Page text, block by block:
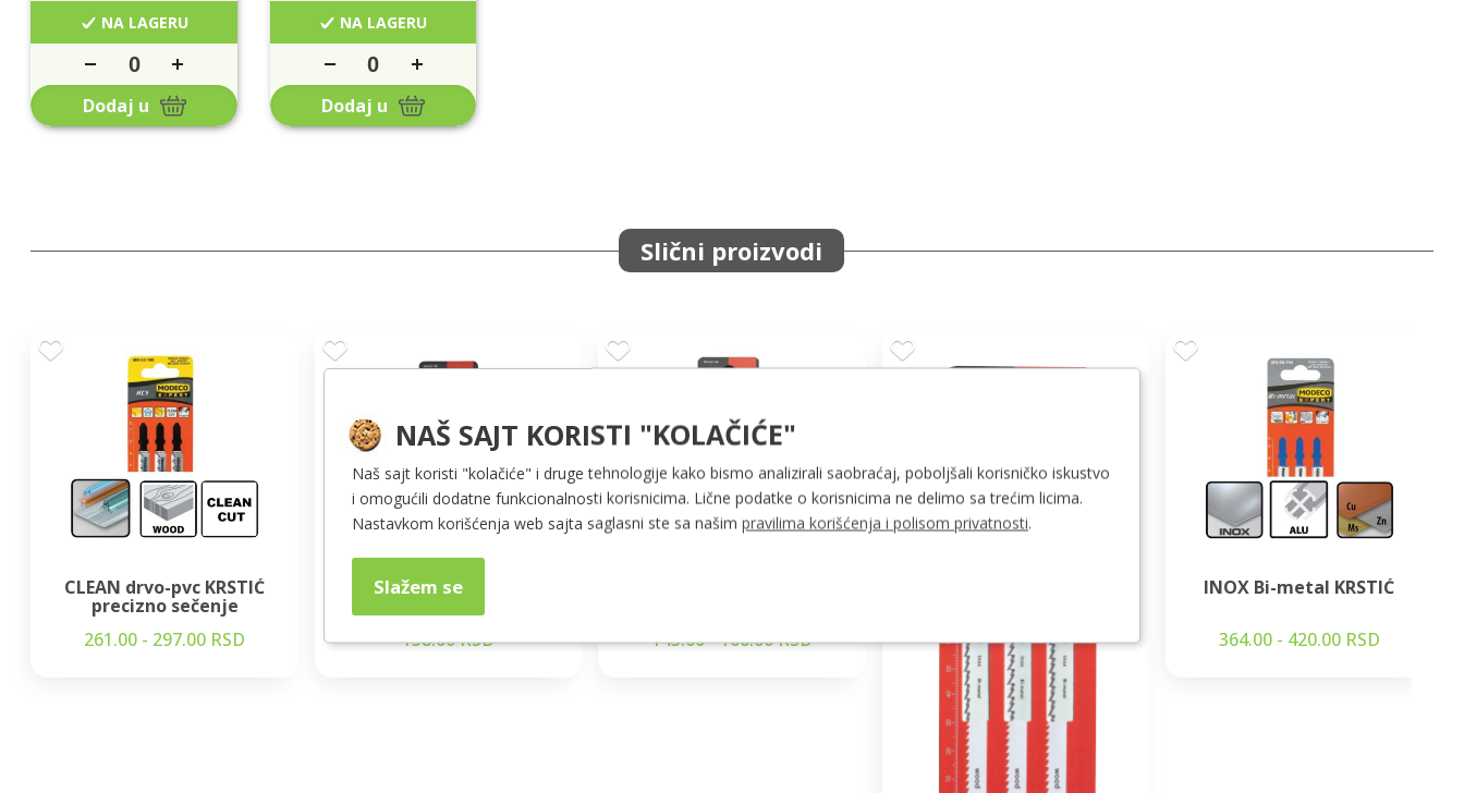
NA LAGERU
Dodaj u
NA LAGERU
Dodaj u
Slični proizvodi
CLEAN drvo-pvc KRSTIĆ
precizno sečenje
261.00 - 297.00 RSD
FAST drvo-pvc KRUŽIĆ
158.00 RSD
143.00 - 166.00 RSD
INOX Bi-metal KRSTIĆ
364.00 - 420.00 RSD
NAŠ SAJT KORISTI "KOLAČIĆE"
Naš sajt koristi "kolačiće" i druge tehnologije kako bismo analizirali saobraćaj, poboljšali korisničko iskustvo
i omogućili dodatne funkcionalnosti korisnicima. Lične podatke o korisnicima ne delimo sa trećim licima.
Nastavkom korišćenja web sajta saglasni ste sa našim pravilima korišćenja i polisom privatnosti.
Slažem se